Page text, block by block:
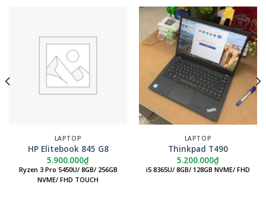
LAPTOP
HP Elitebook 845 G8
5.900.000₫
Ryzen 3 Pro 5450U/ 8GB/ 256GB
NVME/ FHD TOUCH
LAPTOP
Thinkpad T490
5.200.000₫
i5 8365U/ 8GB/ 128GB NVME/ FHD